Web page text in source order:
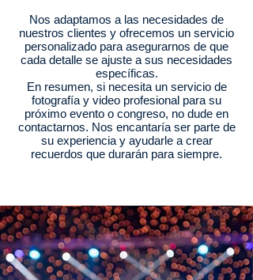
Nos adaptamos a las necesidades de
nuestros clientes y ofrecemos un servicio
personalizado para asegurarnos de que
cada detalle se ajuste a sus necesidades
específicas.
En resumen, si necesita un servicio de
fotografía y video profesional para su
próximo evento o congreso, no dude en
contactarnos. Nos encantaría ser parte de
su experiencia y ayudarle a crear
recuerdos que durarán para siempre.